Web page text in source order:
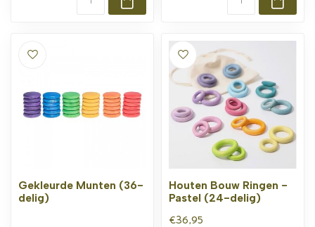
Gekleurde Munten (36-
delig)
Houten Bouw Ringen -
Pastel (24-delig)
€36,95